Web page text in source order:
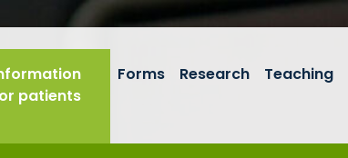
patients
Forms Research Teaching